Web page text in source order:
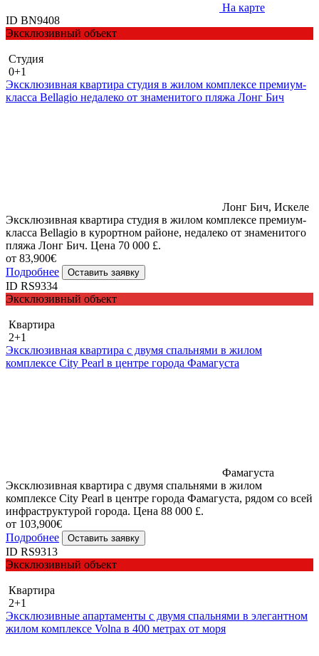
На карте
ID BN9408
Эксклюзивный объект
Студия
0+1
Эксклюзивная квартира студия в жилом комплексе премиум-
класса Bellagio недалеко от знаменитого пляжа Лонг Бич
Лонг Бич, Искеле
Эксклюзивная квартира студия в жилом комплексе премиум-
класса Bellagio в курортном районе, недалеко от знаменитого
пляжа Лонг Бич. Цена 70 000 £.
от 83,900€
Подробнее
Оставить заявку
ID RS9334
Эксклюзивный объект
Квартира
2+1
Эксклюзивная квартира с двумя спальнями в жилом
комплексе City Pearl в центре города Фамагуста
Фамагуста
Эксклюзивная квартира с двумя спальнями в жилом
комплексе City Pearl в центре города Фамагуста, рядом со всей
инфраструктурой города. Цена 88 000 £.
от 103,900€
Подробнее
Оставить заявку
ID RS9313
Эксклюзивный объект
Квартира
2+1
Эксклюзивные апартаменты с двумя спальнями в элегантном
жилом комплексе Volna в 400 метрах от моря